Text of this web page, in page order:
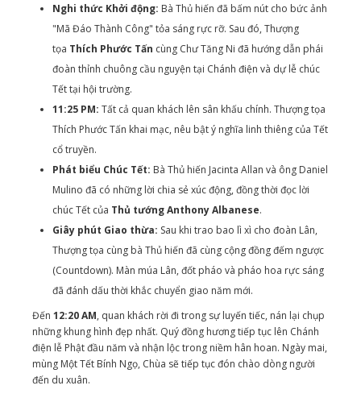
Nghi thức Khởi động: Bà Thủ hiến đã bấm nút cho bức ảnh
"Mã Đáo Thành Công" tỏa sáng rực rỡ. Sau đó, Thượng
tọa Thích Phước Tấn cùng Chư Tăng Ni đã hướng dẫn phái
đoàn thỉnh chuông cầu nguyện tại Chánh điện và dự lễ chúc
Tết tại hội trường.
11:25 PM: Tất cả quan khách lên sân khấu chính. Thượng tọa
Thích Phước Tấn khai mạc, nêu bật ý nghĩa linh thiêng của Tết
cổ truyền.
Phát biểu Chúc Tết: Bà Thủ hiến Jacinta Allan và ông Daniel
Mulino đã có những lời chia sẻ xúc động, đồng thời đọc lời
chúc Tết của Thủ tướng Anthony Albanese.
Giây phút Giao thừa: Sau khi trao bao lì xì cho đoàn Lân,
Thượng tọa cùng bà Thủ hiến đã cùng cộng đồng đếm ngược
(Countdown). Màn múa Lân, đốt pháo và pháo hoa rực sáng
đã đánh dấu thời khắc chuyển giao năm mới.
Đến 12:20 AM, quan khách rời đi trong sự luyến tiếc, nán lại chụp
những khung hình đẹp nhất. Quý đồng hương tiếp tục lên Chánh
điện lễ Phật đầu năm và nhận lộc trong niềm hân hoan. Ngày mai,
mùng Một Tết Bính Ngọ, Chùa sẽ tiếp tục đón chào dòng người
đến du xuân.